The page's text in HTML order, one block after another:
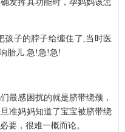
发挥其功能时，孕妈妈该怎
子的脖子给缠住了,当时医
胎儿.急!急!急!
感困扰的就是脐带绕颈，
准妈妈知道了宝宝被脐带绕
要，很难一概而论。